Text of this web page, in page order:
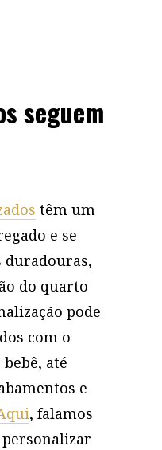
seguem
têm um
e se
do quarto
pode
com o
até
e
, falamos